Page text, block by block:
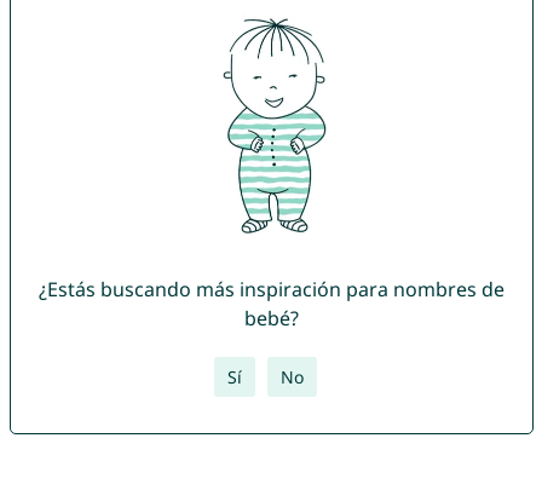
¿Estás buscando más inspiración para nombres de
bebé?
Sí No